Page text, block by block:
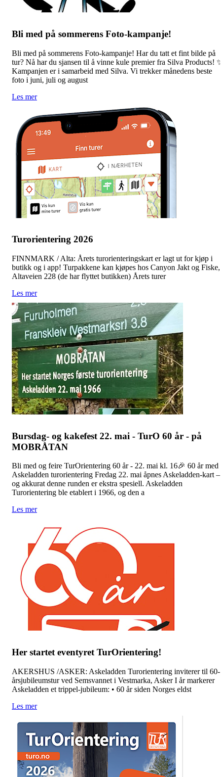
Bli med på sommerens Foto-kampanje!
Bli med på sommerens Foto-kampanje! Har du tatt et fint bilde på
tur? Nå har du sjansen til å vinne kule premier fra Silva Products!
Kampanjen er i samarbeid med Silva. Vi trekker månedens beste
foto i juni, juli og august
Les mer
Turorientering 2026
FINNMARK / Alta: Årets turorienteringskart er lagt ut for kjøp i
butikk og i app! Turpakkene kan kjøpes hos Canyon Jakt og Fiske,
Altaveien 228 (de har flyttet butikken) Årets turer
Les mer
Bursdag- og kakefest 22. mai - TurO 60 år - på
MOBRÅTAN
Bli med og feire TurOrientering 60 år - 22. mai kl. 16🎉 60 år med
Askeladden turorientering Fredag 22. mai åpnes Askeladden-kart –
og akkurat denne runden er ekstra spesiell. Askeladden
Turorientering ble etablert i 1966, og den a
Les mer
Her startet eventyret TurOrientering!
AKERSHUS /ASKER: Askeladden Turorientering inviterer til 60-
årsjubileumstur ved Semsvannet i Vestmarka, Asker I år markerer
Askeladden et trippel-jubileum: • 60 år siden Norges eldst
Les mer